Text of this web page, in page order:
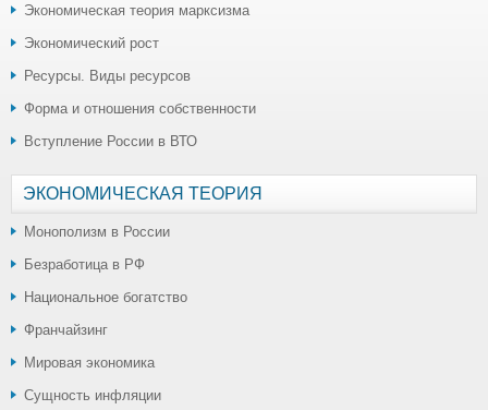
Экономическая теория марксизма
Экономический рост
Ресурсы. Виды ресурсов
Форма и отношения собственности
Вступление России в ВТО
ЭКОНОМИЧЕСКАЯ ТЕОРИЯ
Монополизм в России
Безработица в РФ
Национальное богатство
Франчайзинг
Мировая экономика
Сущность инфляции